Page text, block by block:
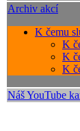
Archiv akcí
K čemu
K
K
K
Náš YouTube